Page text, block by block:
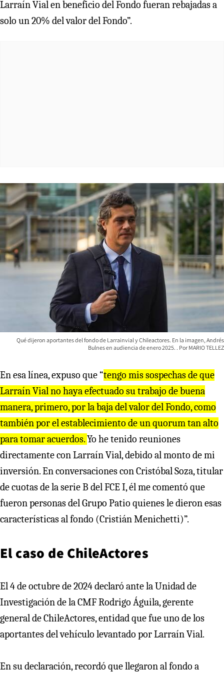
Larraín Vial en beneficio del Fondo fueran rebajadas a
solo un 20% del valor del Fondo”.
Qué dijeron aportantes del fondo de Larrainvial y Chileactores. En la imagen, Andrés
Bulnes en audiencia de enero 2025.
MARIO TELLEZ
En esa línea, expuso que “tengo mis sospechas de que
Larraín Vial no haya efectuado su trabajo de buena
manera, primero, por la baja del valor del Fondo, como
también por el establecimiento de un quorum tan alto
para tomar acuerdos.Yo he tenido reuniones
directamente con Larraín Vial, debido al monto de mi
inversión. En conversaciones con Cristóbal Soza, titular
de cuotas de la serie B del FCE I, él me comentó que
fueron personas del Grupo Patio quienes le dieron esas
características al fondo (Cristián Menichetti)”.
El caso de ChileActores
El 4 de octubre de 2024 declaró ante la Unidad de
Investigación de la CMF Rodrigo Águila, gerente
general de ChileActores, entidad que fue uno de los
aportantes del vehículo levantado por Larraín Vial.
En su declaración, recordó que llegaron al fondo a